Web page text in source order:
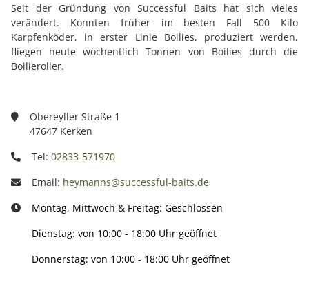
Seit der Gründung von Successful Baits hat sich vieles
verändert. Konnten früher im besten Fall 500 Kilo
Karpfenköder, in erster Linie Boilies, produziert werden,
fliegen heute wöchentlich Tonnen von Boilies durch die
Boilieroller.
Obereyller Straße 1
47647 Kerken
Tel: 02833-571970
Email: heymanns@successful-baits.de
Montag, Mittwoch & Freitag: Geschlossen
Dienstag: von 10:00 - 18:00 Uhr geöffnet
Donnerstag: von 10:00 - 18:00 Uhr geöffnet